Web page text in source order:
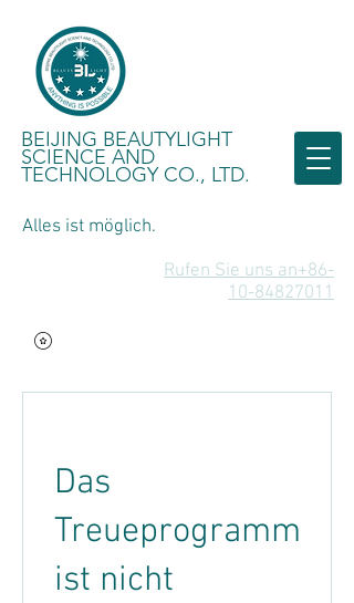
BEIJING BEAUTYLIGHT
SCIENCE AND
TECHNOLOGY CO., LTD.
Alles ist möglich.
Rufen Sie uns an+86-
10-84827011
Das
Treueprogramm
ist nicht